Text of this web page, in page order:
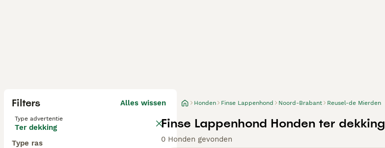
Filters Alles wissen
Type advertentie
Ter dekking
Type ras
Honden Finse Lappenhond Noord-Brabant Reusel-de Mierden
Finse Lappenhond Honden ter dekking
0 Honden gevonden